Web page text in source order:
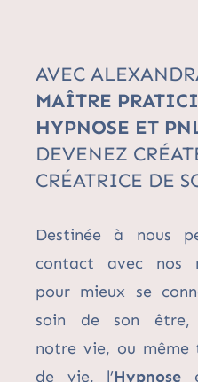
AVEC
MAÎTRE
HYPNOSE ET
DEVENEZ
CRÉATRICE DE
Destinée à nous
contact avec nos
pour mieux se
soin de son
notre vie, ou même
de vie, l’Hypnose